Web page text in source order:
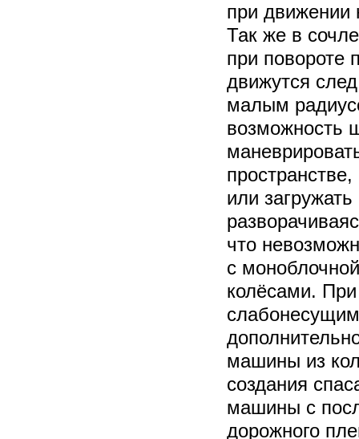
при движении
Так же в
при повороте
движутся
малым
возможность
или
что
с
колёсами.
машины из
создания
машины с
дорожного